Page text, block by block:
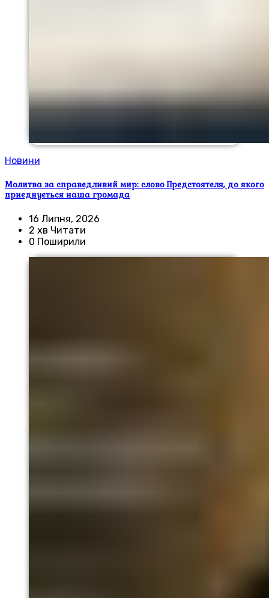
Новини
Молитва за справедливий мир: слово Предстоятеля, до якого
приєднується наша громада
16 Липня, 2026
2 хв Читати
0 Поширили